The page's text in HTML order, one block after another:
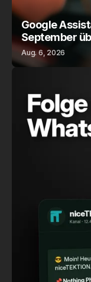
Google
September
Aug. 6, 2026